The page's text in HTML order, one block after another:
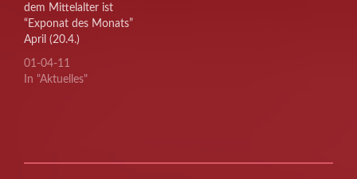
dem Mittelalter ist
“Exponat des Monats”
April (20.4.)
01-04-11
In "Aktuelles"